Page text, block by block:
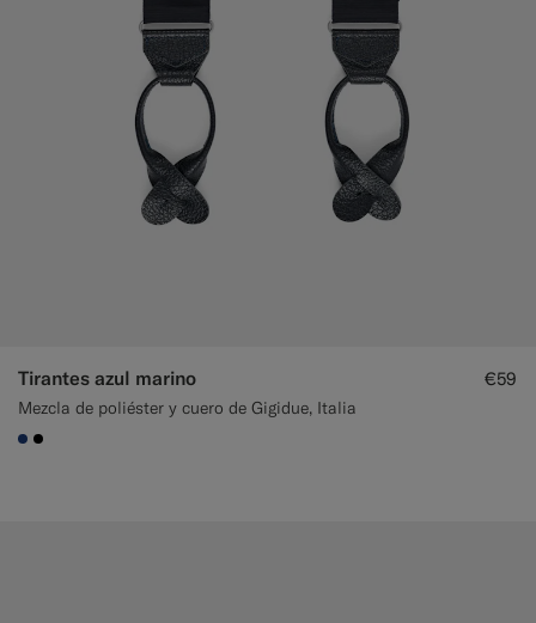
Tirantes azul marino
Mezcla de poliéster y cuero de Gigidue, Italia
€59
#1C3D7A
#000000